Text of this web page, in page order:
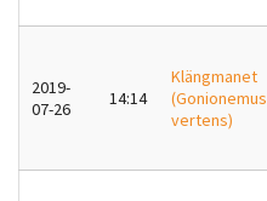
2019-
07-26
14:14
Klängmanet
(Gonionemus
vertens)